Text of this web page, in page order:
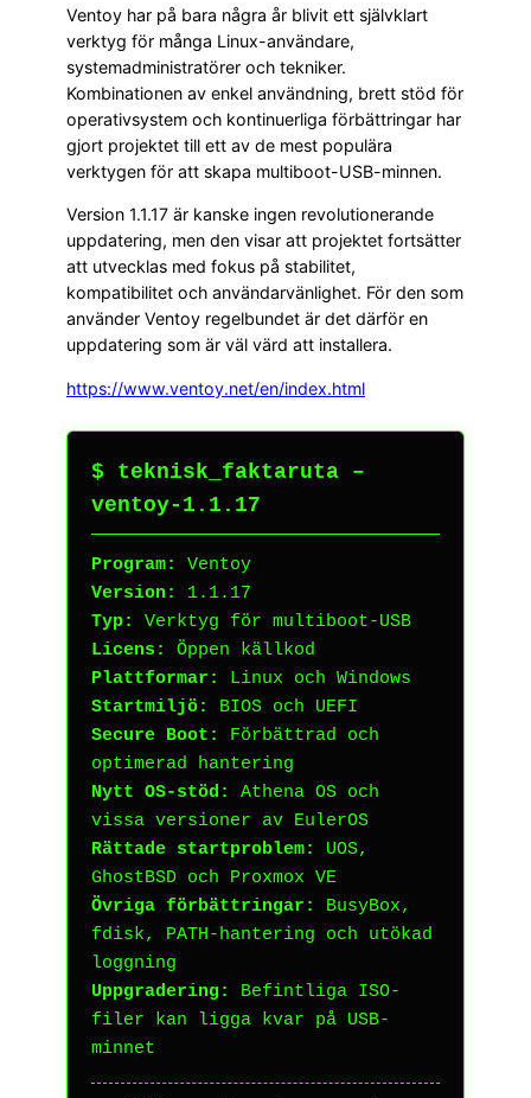
Ventoy har på bara några år blivit ett självklart
verktyg för många Linux-användare,
systemadministratörer och tekniker.
Kombinationen av enkel användning, brett stöd för
operativsystem och kontinuerliga förbättringar har
gjort projektet till ett av de mest populära
verktygen för att skapa multiboot-USB-minnen.
Version 1.1.17 är kanske ingen revolutionerande
uppdatering, men den visar att projektet fortsätter
att utvecklas med fokus på stabilitet,
kompatibilitet och användarvänlighet. För den som
använder Ventoy regelbundet är det därför en
uppdatering som är väl värd att installera.
https://www.ventoy.net/en/index.html
$ teknisk_faktaruta –
ventoy-1.1.17
Program:
Ventoy
Version:
1.1.17
Typ:
Verktyg för multiboot-USB
Licens:
Öppen källkod
Plattformar:
Linux och Windows
Startmiljö:
BIOS och UEFI
Secure Boot:
Förbättrad och
optimerad hantering
Nytt OS-stöd:
Athena OS och
vissa versioner av EulerOS
Rättade startproblem:
UOS,
GhostBSD och Proxmox VE
Övriga förbättringar:
BusyBox,
fdisk, PATH-hantering och utökad
loggning
Uppgradering:
Befintliga ISO-
filer kan ligga kvar på USB-
minnet